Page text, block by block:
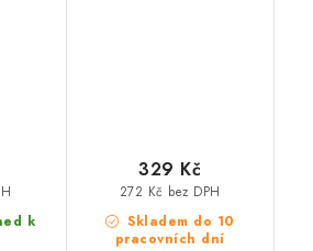
k
Skladem do 10
pracovních dní
272 Kč bez DPH
329 Kč